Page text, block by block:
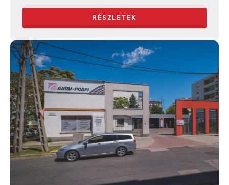
RÉSZLETEK